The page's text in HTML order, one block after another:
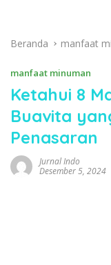
Beranda manfaat
manfaat minuman
Ketahui 8
Buavita
Penasaran
Jurnal Indo
Desember 5, 2024